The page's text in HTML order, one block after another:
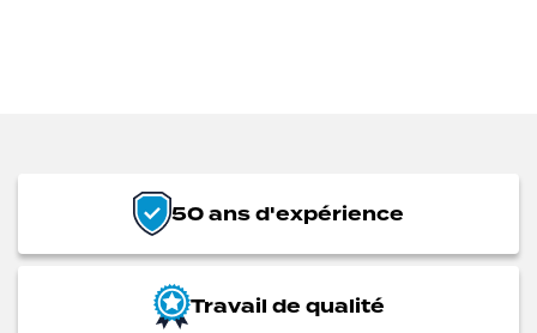
50 ans d'expérience
Travail de qualité